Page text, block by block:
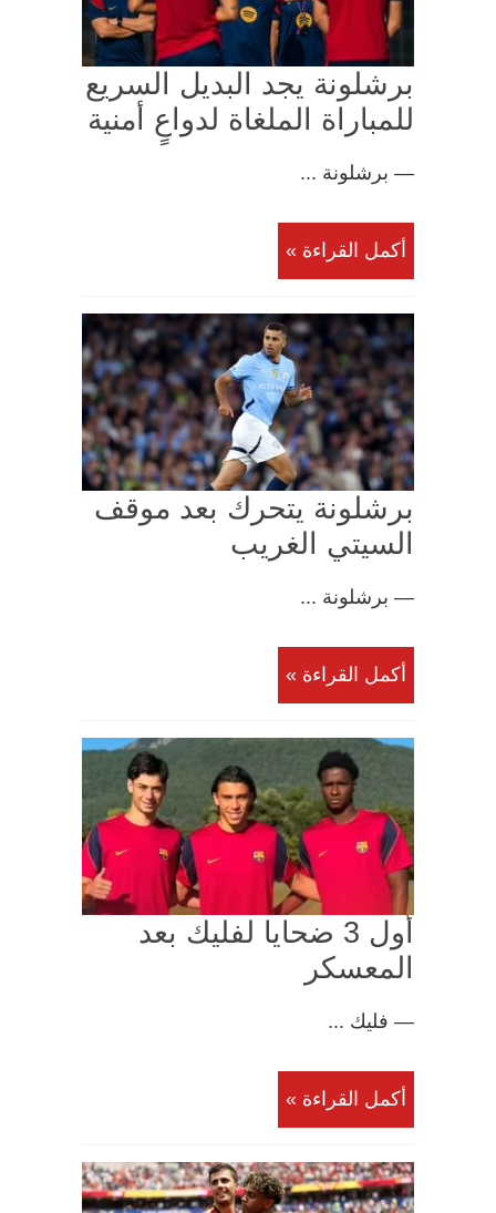
برشلونة يجد البديل السريع
للمباراة الملغاة لدواعٍ أمنية
— برشلونة ...
أكمل القراءة »
برشلونة يتحرك بعد موقف
السيتي الغريب
— برشلونة ...
أكمل القراءة »
أول 3 ضحايا لفليك بعد
المعسكر
— فليك ...
أكمل القراءة »